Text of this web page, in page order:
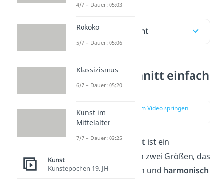
Inhaltsübersicht
Goldener Schnitt einfach
erklärt
zur Stelle im Video springen
Der Goldene Schnitt ist ein
zwischen zwei Größen, das
als besonders schön und harmonisch
4/7 – Dauer: 05:03
Rokoko
5/7 – Dauer: 05:06
Klassizismus
6/7 – Dauer: 05:20
Kunst im
Mittelalter
7/7 – Dauer: 03:25
Kunst
Kunstepochen 19. JH